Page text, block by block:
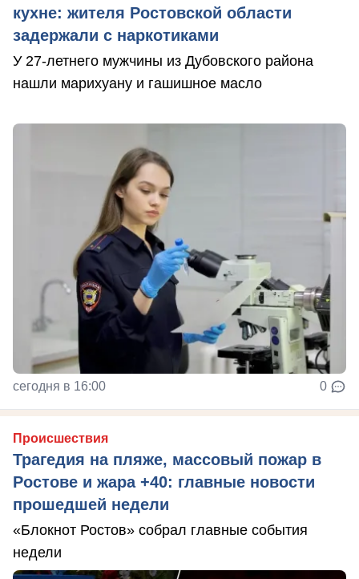
кухне: жителя Ростовской области
задержали с наркотиками
У 27-летнего мужчины из Дубовского района
нашли марихуану и гашишное масло
сегодня в 16:00 0
Происшествия
Трагедия на пляже, массовый пожар в
Ростове и жара +40: главные новости
прошедшей недели
«Блокнот Ростов» собрал главные события
недели